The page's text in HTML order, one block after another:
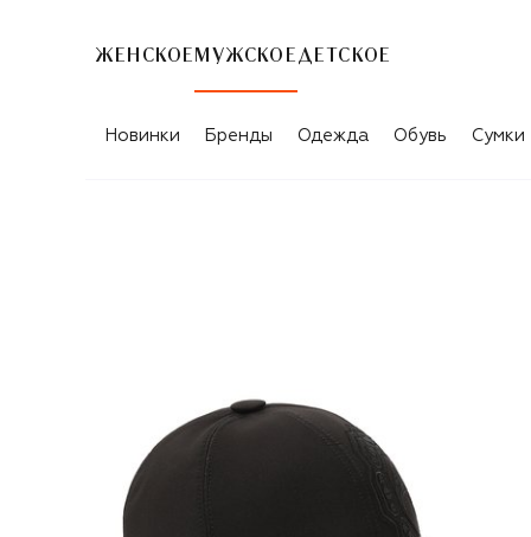
ЖЕНСКОЕ МУЖСКОЕ ДЕТСКОЕ
Новинки Бренды Одежда Обувь Сумки